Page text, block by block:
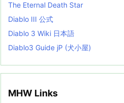
The Eternal Death Star
Diablo III 公式
Diablo 3 Wiki 日本語
Diablo3 Guide jP (犬小屋)
MHW Links